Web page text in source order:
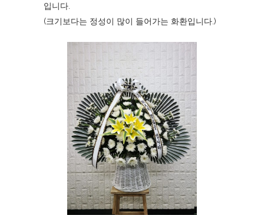
입니다.
(크기보다는 정성이 많이 들어가는 화환입니다.)